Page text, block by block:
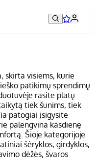
skirta visiems, kurie
patikimų sprendimų
rasite platų
tiek šunims, tiek
patogiai įsigysite
palengvina kasdienę
Šioje kategorijoje
šėryklos, girdyklos,
dėžės, švaros